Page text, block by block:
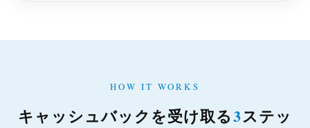
HOW IT WORKS
キャッシュバックを受け取る 3ステッ